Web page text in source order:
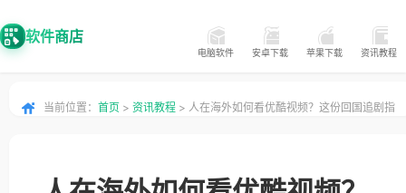
软件商店
电脑软件 安卓下载 苹果下载 资讯教程
当前位置： 首页 > 资讯教程 > 人在海外如何看优酷视频？这份回国追剧指